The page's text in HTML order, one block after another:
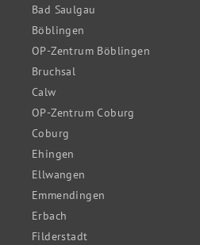
Bad Saulgau
Böblingen
OP-Zentrum Böblingen
Bruchsal
Calw
OP-Zentrum Coburg
Coburg
Ehingen
Ellwangen
Emmendingen
Erbach
Filderstadt